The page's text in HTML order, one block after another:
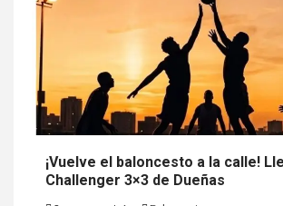
¡Vuelve el baloncesto a la calle!
Challenger 3×3 de Dueñas